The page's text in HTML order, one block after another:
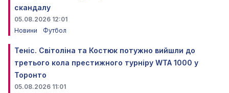
скандалу
05.08.2026 12:01
Новини
Футбол
Теніс. Світоліна та Костюк потужно вийшли до
третього кола престижного турніру WTA 1000 у
Торонто
05.08.2026 11:01